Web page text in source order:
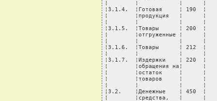
¦        ¦            ¦      ¦
¦3.1.4.  ¦Готовая     ¦
¦        ¦продукция   ¦
¦        ¦            ¦      ¦
¦3.1.5.  ¦Товары      ¦ 200
¦        ¦отгруженные ¦
¦        ¦            ¦      ¦
¦3.1.6.  ¦Товары      ¦ 212
¦        ¦            ¦      ¦
¦3.1.7.  ¦Издержки    ¦
¦        ¦обращения на¦
¦        ¦остаток     ¦
¦        ¦товаров     ¦
¦        ¦            ¦      ¦
¦3.2.    ¦Денежные    ¦
¦        ¦средства,   ¦